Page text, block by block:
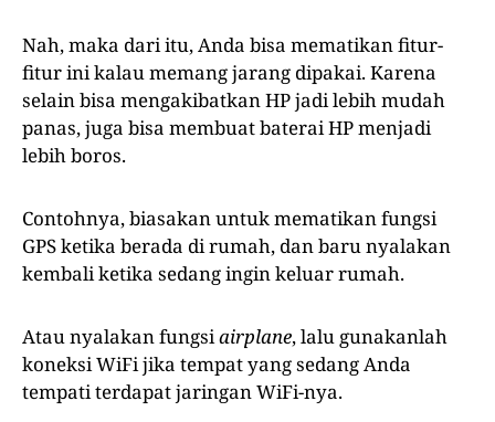
Nah, maka dari itu, Anda bisa mematikan fitur-
fitur ini kalau memang jarang dipakai. Karena
selain bisa mengakibatkan HP jadi lebih mudah
panas, juga bisa membuat baterai HP menjadi
lebih boros.
Contohnya, biasakan untuk mematikan fungsi
GPS ketika berada di rumah, dan baru nyalakan
kembali ketika sedang ingin keluar rumah.
Atau nyalakan fungsiairplane, lalu gunakanlah
koneksi WiFi jika tempat yang sedang Anda
tempati terdapat jaringan WiFi-nya.